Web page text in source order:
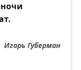
Игорь Губерман